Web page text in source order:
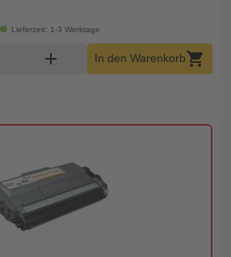
Lieferzeit: 1-3 Werktage
Warenkorb Menge
add In den Warenkorbshopping_cart